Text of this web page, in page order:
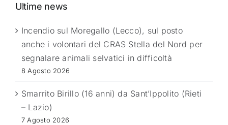
Ultime news
Incendio sul Moregallo (Lecco), sul posto
anche i volontari del CRAS Stella del Nord per
segnalare animali selvatici in difficoltà
8 Agosto 2026
Smarrito Birillo (16 anni) da Sant’Ippolito (Rieti
– Lazio)
7 Agosto 2026